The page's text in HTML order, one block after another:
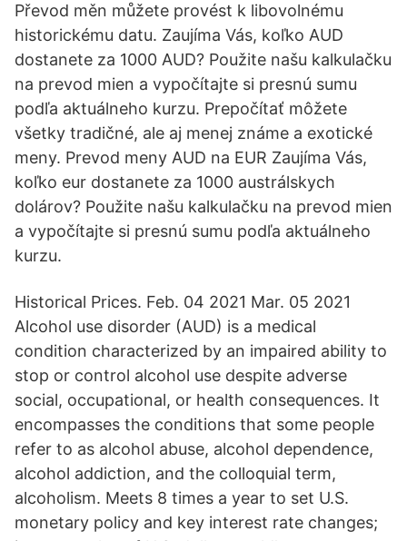
Převod měn můžete provést k libovolnému
historickému datu. Zaujíma Vás, koľko AUD
dostanete za 1000 AUD? Použite našu kalkulačku
na prevod mien a vypočítajte si presnú sumu
podľa aktuálneho kurzu. Prepočítať môžete
všetky tradičné, ale aj menej známe a exotické
meny. Prevod meny AUD na EUR Zaujíma Vás,
koľko eur dostanete za 1000 austrálskych
dolárov? Použite našu kalkulačku na prevod mien
a vypočítajte si presnú sumu podľa aktuálneho
kurzu.
Historical Prices. Feb. 04 2021 Mar. 05 2021
Alcohol use disorder (AUD) is a medical
condition characterized by an impaired ability to
stop or control alcohol use despite adverse
social, occupational, or health consequences. It
encompasses the conditions that some people
refer to as alcohol abuse, alcohol dependence,
alcohol addiction, and the colloquial term,
alcoholism. Meets 8 times a year to set U.S.
monetary policy and key interest rate changes;